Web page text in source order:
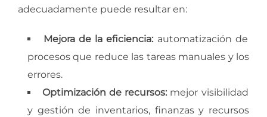
adecuadamente puede resultar en:
Mejora de la eficiencia: automatización de
procesos que reduce las tareas manuales y los
errores.
Optimización de recursos: mejor visibilidad
y gestión de inventarios, finanzas y recursos